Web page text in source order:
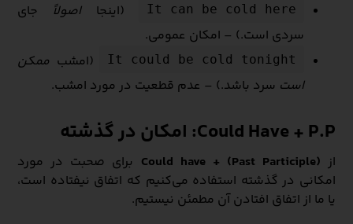
It can be cold here (اینجااصولاً جای
سردی است.) – امکان عمومی.
It could be cold tonight (امشب ممکن
است سرد باشد.) – عدم قطعیت در مورد امشب.
Could Have + P.P: امکان در گذشته
از Could have + (Past Participle) برای صحبت در مورد
امکانی در گذشته استفاده می‌کنیم که اتفاق نیفتاده است،
یا ما از اتفاق افتادن آن مطمئن نیستیم.